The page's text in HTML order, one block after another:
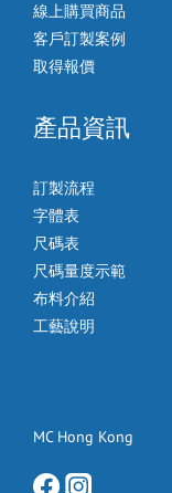
線上購買商品
客戶訂製案例
取得報價
產品資訊
訂製流程
字體表
尺碼表
尺碼量度示範
布料介紹
工藝說明
MC Hong Kong